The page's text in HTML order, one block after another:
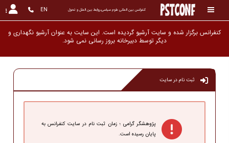
کنفرانس بین المللی علوم سیاسی،روابط بین الملل و تحول EN
کنفرانس برگزار شده و سایت آرشیو گردیده است. این سایت به عنوان آرشیو نگهداری و
دیگر توسط دبیرخانه بروز رسانی نمی شود
ثبت نام در سایت
پژوهشگر گرامی ؛ زمان ثبت نام در سایت کنفرانس به
پایان رسیده است.